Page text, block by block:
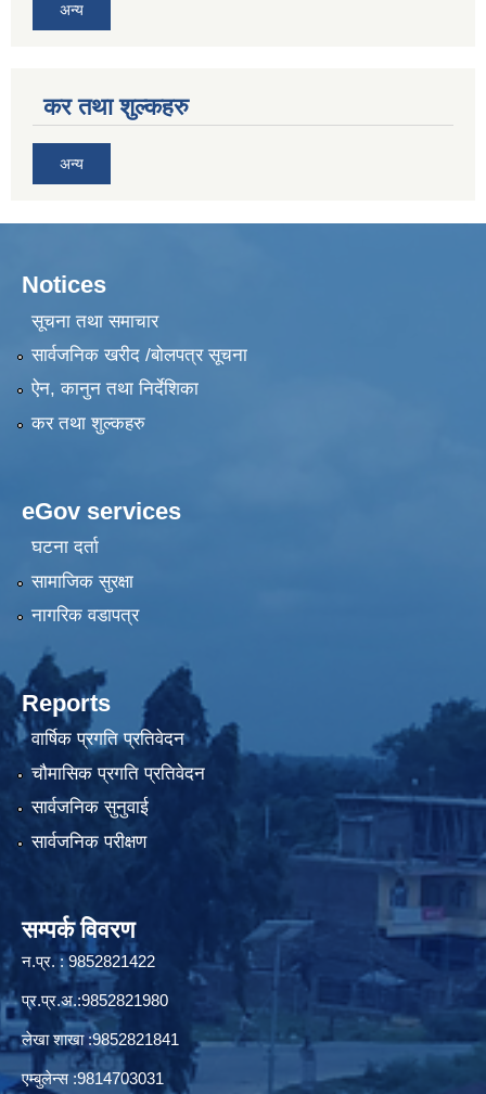
अन्य
कर तथा शुल्कहरु
अन्य
Notices
सूचना तथा समाचार
सार्वजनिक खरीद /बोलपत्र सूचना
ऐन, कानुन तथा निर्देशिका
कर तथा शुल्कहरु
eGov services
घटना दर्ता
सामाजिक सुरक्षा
नागरिक वडापत्र
Reports
वार्षिक प्रगति प्रतिवेदन
चौमासिक प्रगति प्रतिवेदन
सार्वजनिक सुनुवाई
सार्वजनिक परीक्षण
सम्पर्क विवरण
न.प्र. : 9852821422
प्र.प्र.अ.:9852821980
लेखा शाखा :9852821841
एम्बुलेन्स :9814703031